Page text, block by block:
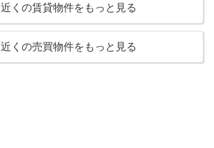
近くの賃貸物件をもっと見る
近くの売買物件をもっと見る